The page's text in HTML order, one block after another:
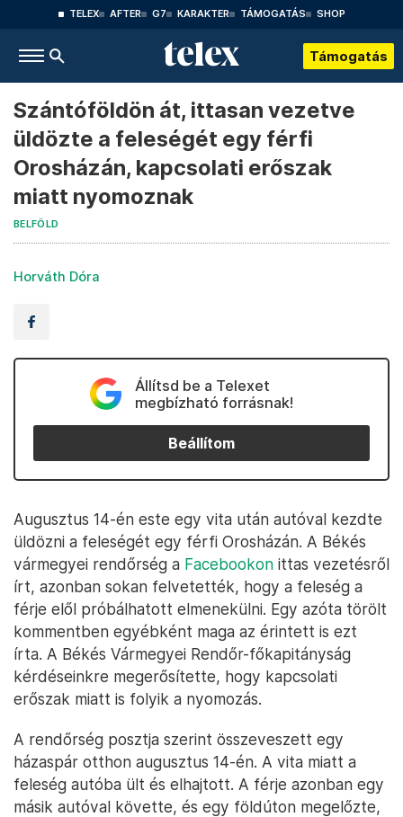
TELEX AFTER G7 KARAKTER TÁMOGATÁS SHOP
Támogatás
Szántóföldön át, ittasan vezetve
üldözte a feleségét egy férfi
Orosházán, kapcsolati erőszak
miatt nyomoznak
BELFÖLD
Horváth Dóra
Állítsd be a Telexet
megbízható forrásnak!
Beállítom
Augusztus 14-én este egy vita után autóval kezdte
üldözni a feleségét egy férfi Orosházán. A Békés
vármegyei rendőrség a Facebookon ittas vezetésről
írt, azonban sokan felvetették, hogy a feleség a
férje elől próbálhatott elmenekülni. Egy azóta törölt
kommentben egyébként maga az érintett is ezt
írta. A Békés Vármegyei Rendőr-főkapitányság
kérdéseinkre megerősítette, hogy kapcsolati
erőszak miatt is folyik a nyomozás.
A rendőrség posztja szerint összeveszett egy
házaspár otthon augusztus 14-én. A vita miatt a
feleség autóba ült és elhajtott. A férje azonban egy
másik autóval követte, és egy földúton megelőzte,